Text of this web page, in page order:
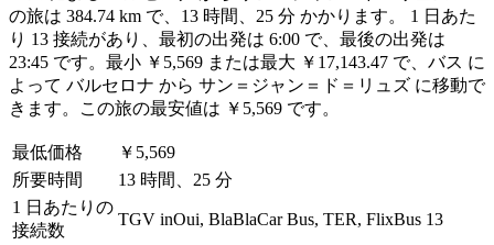
の旅は 384.74 km で、13 時間、25 分 かかります。 1 日あた
り 13 接続があり、最初の出発は 6:00 で、最後の出発は
23:45 です。最小 ￥5,569 または最大 ￥17,143.47 で、バス に
よって バルセロナ から サン＝ジャン＝ド＝リュズ に移動で
きます。この旅の最安値は ￥5,569 です。
最低価格
￥5,569
所要時間
13 時間、25 分
1 日あたりの
接続数
TGV inOui, BlaBlaCar Bus, TER, FlixBus 13